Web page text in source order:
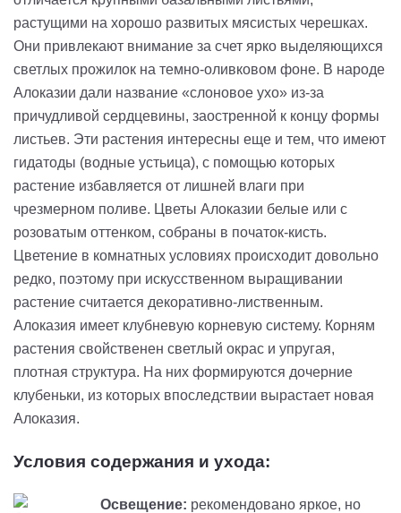
растущими на хорошо развитых мясистых черешках.
Они привлекают внимание за счет ярко выделяющихся
светлых прожилок на темно-оливковом фоне. В народе
Алоказии дали название «слоновое ухо» из-за
причудливой сердцевины, заостренной к концу формы
листьев. Эти растения интересны еще и тем, что имеют
гидатоды (водные устьица), с помощью которых
растение избавляется от лишней влаги при
чрезмерном поливе. Цветы Алоказии белые или с
розоватым оттенком, собраны в початок-кисть.
Цветение в комнатных условиях происходит довольно
редко, поэтому при искусственном выращивании
растение считается декоративно-лиственным.
Алоказия имеет клубневую корневую систему. Корням
растения свойственен светлый окрас и упругая,
плотная структура. На них формируются дочерние
клубеньки, из которых впоследствии вырастает новая
Алоказия.
Условия содержания и ухода:
Освещение: рекомендовано яркое, но